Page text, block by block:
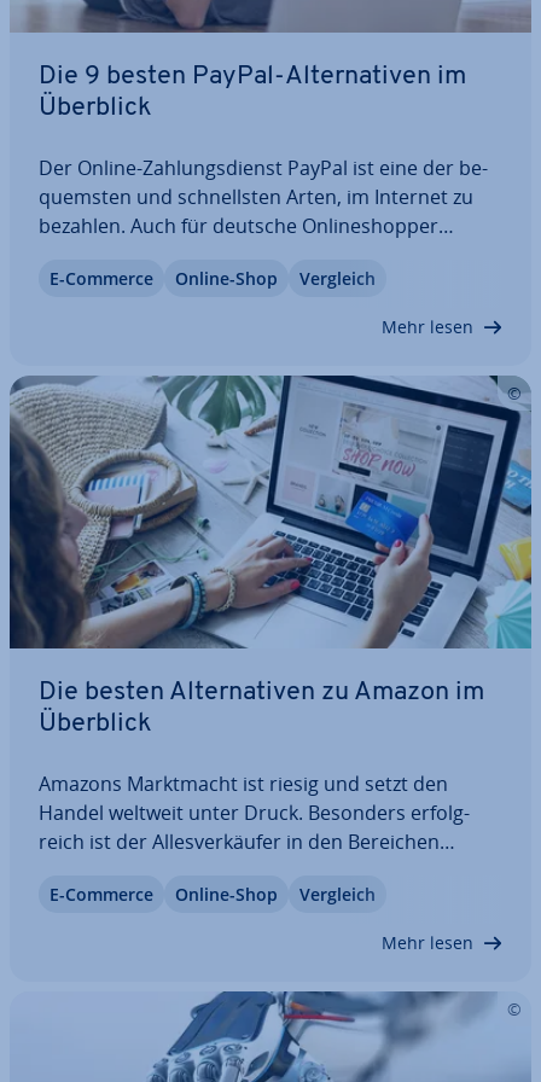
Die 9 besten PayPal-Al­ter­na­ti­ven im
Überblick
Der Online-Zah­lungs­dienst PayPal ist eine der be­
quems­ten und schnells­ten Arten, im Internet zu
bezahlen. Auch für deutsche On­line­shop­per
me­tho­den. Doch nicht jeder will seine sensiblen
E-Commerce Online-Shop Vergleich
Mehr lesen
Die besten Al­ter­na­ti­ven zu Amazon im
Überblick
Amazons Markt­macht ist riesig und setzt den
Handel weltweit unter Druck. Besonders er­folg­
reich ist der Al­les­ver­käu­fer in den Bereichen
aus den Segmenten Fashion, Beauty sowie Home
E-Commerce Online-Shop Vergleich
Mehr lesen